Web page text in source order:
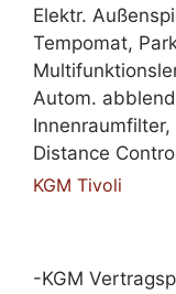
Elektr.
Tempomat,
Autom.
Distance
KGM Tivoli
-KGM